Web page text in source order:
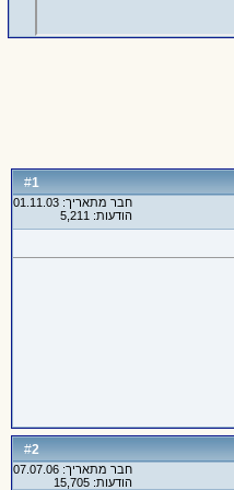
#
1
חבר מתאריך: 01.11.03
הודעות: 5,211
#
2
חבר מתאריך: 07.07.06
הודעות: 15,705